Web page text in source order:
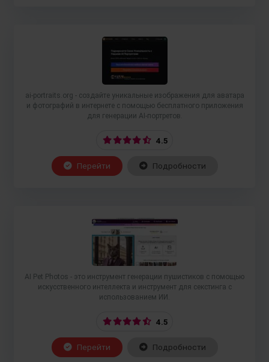
ai-portraits.org - создайте уникальные изображения для аватара
и фотографий в интернете с помощью бесплатного приложения
для генерации AI-портретов.
4.5
Перейти Подробности
AI Pet Photos - это инструмент генерации пушистиков с помощью
искусственного интеллекта и инструмент для секстинга с
использованием ИИ.
4.5
Перейти Подробности